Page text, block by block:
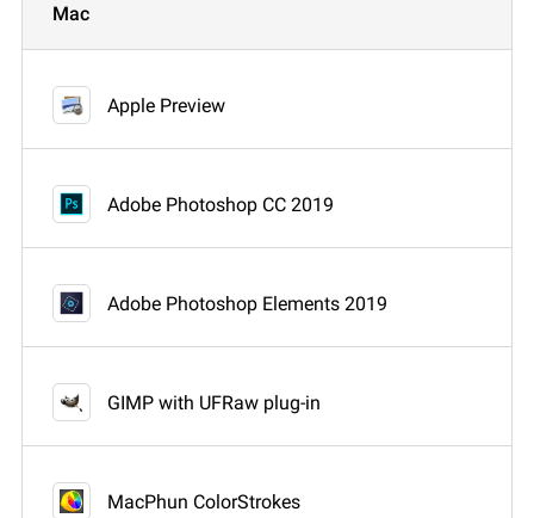
Mac
Apple Preview
Adobe Photoshop CC 2019
Adobe Photoshop Elements 2019
GIMP with UFRaw plug-in
MacPhun ColorStrokes